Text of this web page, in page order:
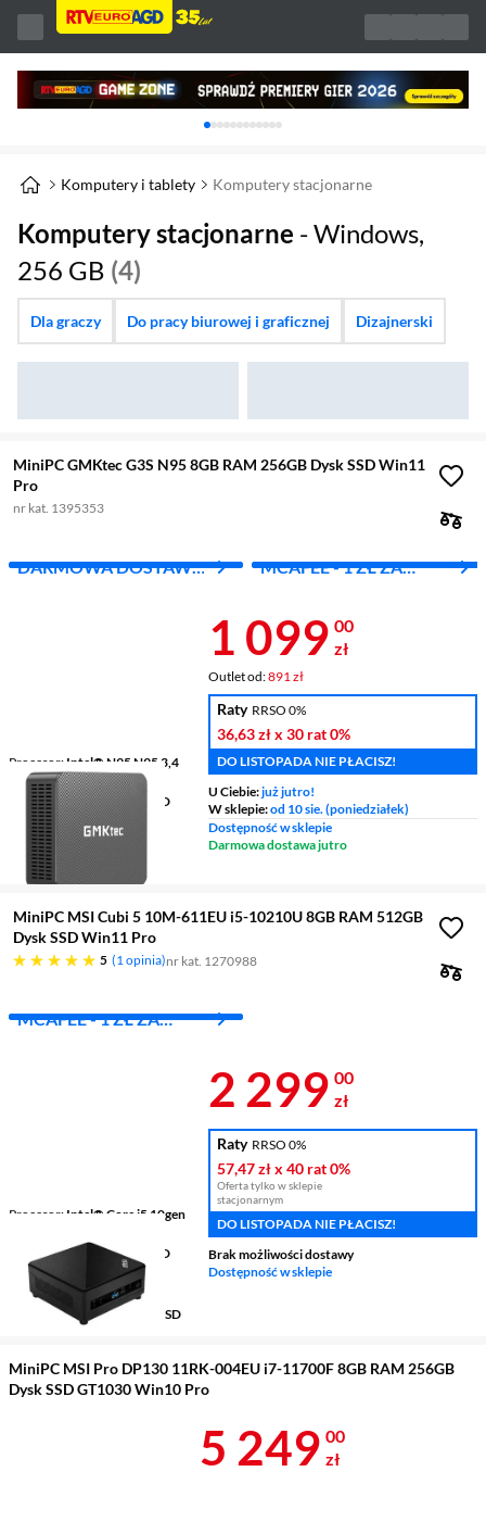
Karuzela z banerami, aktualny element 1 z
Komputery i tablety Komputery stacjonarne
Komputery stacjonarne - Windows,
256 GB (4)
Dla graczy Do pracy biurowej i graficznej Dizajnerski
MiniPC GMKtec G3S N95 8GB RAM 256GB Dysk SSD Win11
Pro
nr kat. 1395353
DARMOWA DOSTAWA
MCAFEE - 1 ZŁ ZA
Procesor Intel® N95 N95 3,4
GHz
Karta graficzna Intel® UHD
Graphics
Pamięć RAM 8 GB
Pojemność dysku
256 GB
Cena 1 099
1 099 00
zł
Outlet od:891 zł
Raty RRSO 0%
36,63 złx 30 rat0%
DO LISTOPADA NIE PŁACISZ!
U Ciebie:już jutro!
W sklepie:od 10 sie. (poniedziałek)
Dostępność w sklepie
Darmowa dostawa jutro
MiniPC MSI Cubi 5 10M-611EU i5-10210U 8GB RAM 512GB
Dysk SSD Win11 Pro
5
pięć gwiazdek 1 opinia nr kat. 1270988
MCAFEE - 1 ZŁ ZA
Procesor Intel® Core i5 10gen
Karta graficzna
Intel® UHD
Graphics
Pamięć RAM 8 GB
Pojemność dysku 512 GB SSD
Cena 2 299
2 299 00
zł
Raty RRSO 0%
57,47 złx 40 rat0%
Oferta tylko w sklepie
stacjonarnym
DO LISTOPADA NIE PŁACISZ!
Brak możliwości dostawy
Dostępność w sklepie
MiniPC MSI Pro DP130 11RK-004EU i7-11700F 8GB RAM 256GB
Dysk SSD GT1030 Win10 Pro
Cena 5 249 zł
5 249 00
zł